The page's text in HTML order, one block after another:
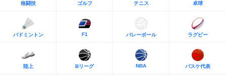
格闘技 ゴルフ テニス 卓球
バドミントン F1 バレーボール ラグビー
陸上 Bリーグ NBA バスケ代表